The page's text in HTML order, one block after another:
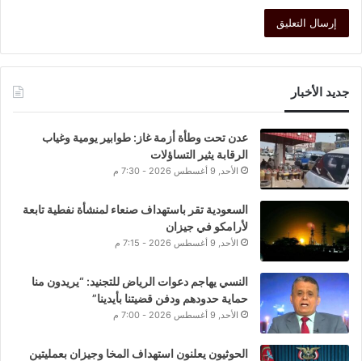
جديد الأخبار
عدن تحت وطأة أزمة غاز: طوابير يومية وغياب
الرقابة يثير التساؤلات
الأحد, 9 أغسطس 2026 - 7:30 م
السعودية تقر باستهداف صنعاء لمنشأة نفطية تابعة
لأرامكو في جيزان
الأحد, 9 أغسطس 2026 - 7:15 م
النسي يهاجم دعوات الرياض للتجنيد: “يريدون منا
حماية حدودهم ودفن قضيتنا بأيدينا”
الأحد, 9 أغسطس 2026 - 7:00 م
الحوثيون يعلنون استهداف المخا وجيزان بعمليتين